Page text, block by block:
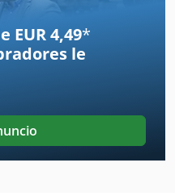
EUR 4,49*
le